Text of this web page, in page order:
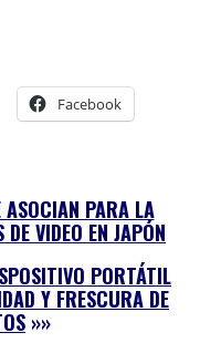
Facebook
PARA LA
DE VIDEO EN JAPÓN
PORTÁTIL
Y FRESCURA DE
»»